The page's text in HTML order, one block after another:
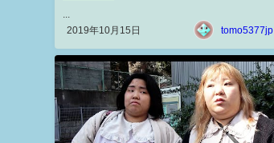
2019年10月15日
tomo5377jp